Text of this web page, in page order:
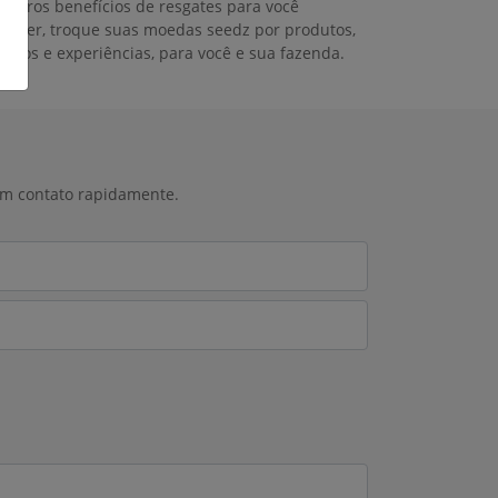
benefícios de resgates para você
troque suas moedas seedz por produtos,
e experiências, para você e sua fazenda.
contato rapidamente.